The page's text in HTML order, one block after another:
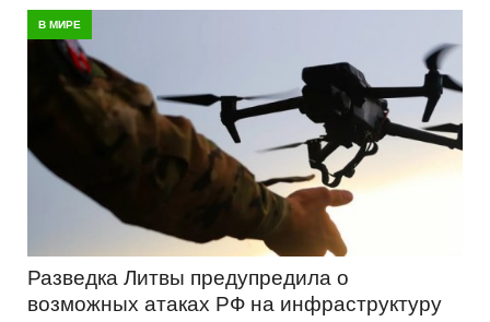
В МИРЕ
Разведка Литвы предупредила о
возможных атаках РФ на инфраструктуру